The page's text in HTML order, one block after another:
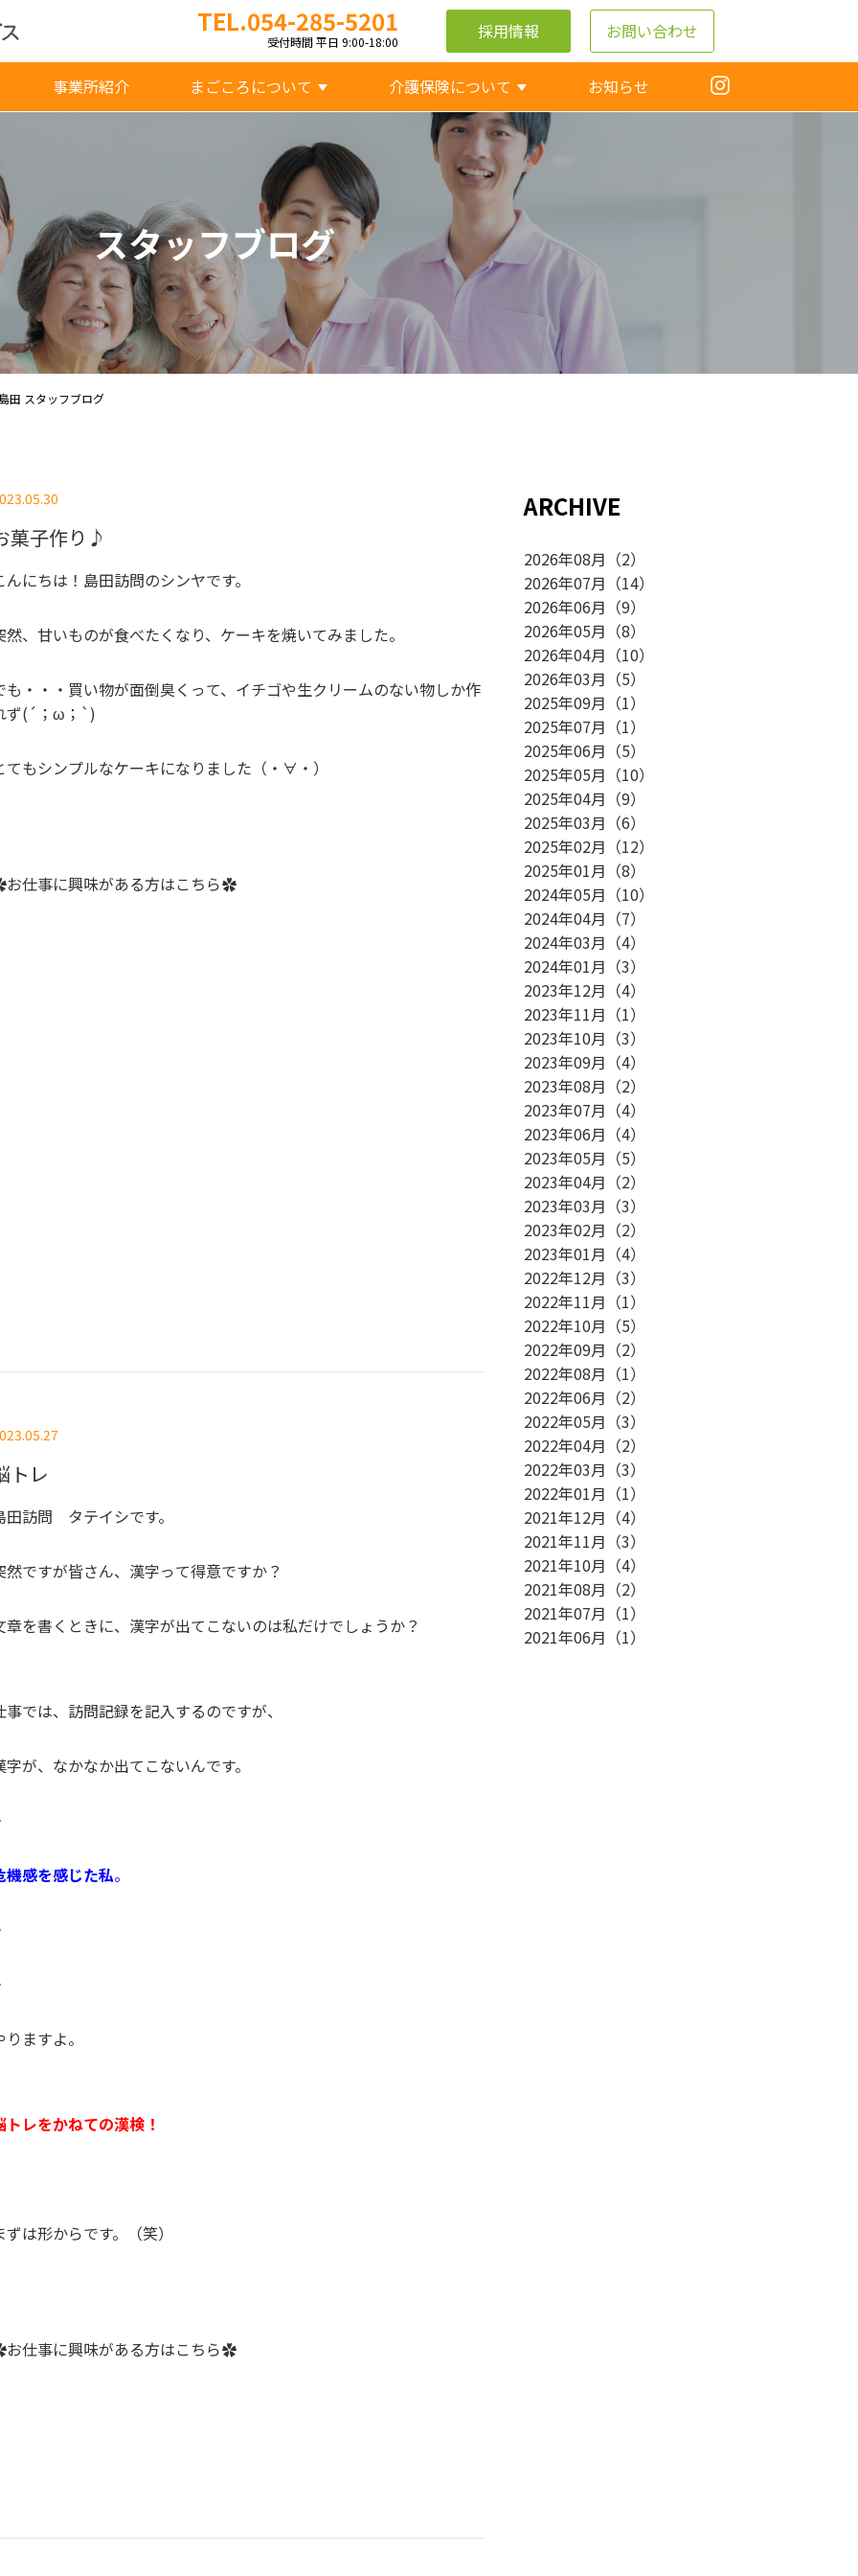
TEL.054-285-5201
受付時間 平日 9:00-18:00 採用情報 お問い合わせ
事業所紹介 まごころについて 介護保険について お知らせ
スタッフブログ
田 スタッフブログ
菓子作り♪
んにちは！島田訪問のシンヤです。
然、甘いものが食べたくなり、ケーキを焼いてみました。
も・・・買い物が面倒臭くって、イチゴや生クリームのない物しか作
ず(´；ω；`)
てもシンプルなケーキになりました（・∀・）
仕事に興味がある方はこちら✿
トレ
田訪問 タテイシです。
然ですが皆さん、漢字って得意ですか？
章を書くときに、漢字が出てこないのは私だけでしょうか？
事では、訪問記録を記入するのですが、
字が、なかなか出てこないんです。
機感を感じた私。
りますよ。
トレをかねての漢検！
ずは形からです。（笑）
仕事に興味がある方はこちら✿
ARCHIVE
2026年08月 （2）
2026年07月 （14）
2026年06月 （9）
2026年05月 （8）
2026年04月 （10）
2026年03月 （5）
2025年09月 （1）
2025年07月 （1）
2025年06月 （5）
2025年05月 （10）
2025年04月 （9）
2025年03月 （6）
2025年02月 （12）
2025年01月 （8）
2024年05月 （10）
2024年04月 （7）
2024年03月 （4）
2024年01月 （3）
2023年12月 （4）
2023年11月 （1）
2023年10月 （3）
2023年09月 （4）
2023年08月 （2）
2023年07月 （4）
2023年06月 （4）
2023年05月 （5）
2023年04月 （2）
2023年03月 （3）
2023年02月 （2）
2023年01月 （4）
2022年12月 （3）
2022年11月 （1）
2022年10月 （5）
2022年09月 （2）
2022年08月 （1）
2022年06月 （2）
2022年05月 （3）
2022年04月 （2）
2022年03月 （3）
2022年01月 （1）
2021年12月 （4）
2021年11月 （3）
2021年10月 （4）
2021年08月 （2）
2021年07月 （1）
2021年06月 （1）